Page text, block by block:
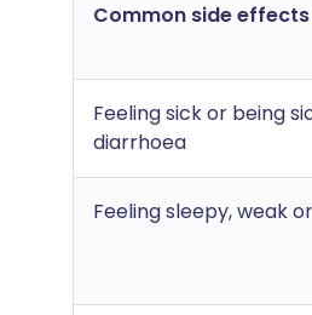
Common side
Feeling sick or being
diarrhoea
Feeling sleepy, weak